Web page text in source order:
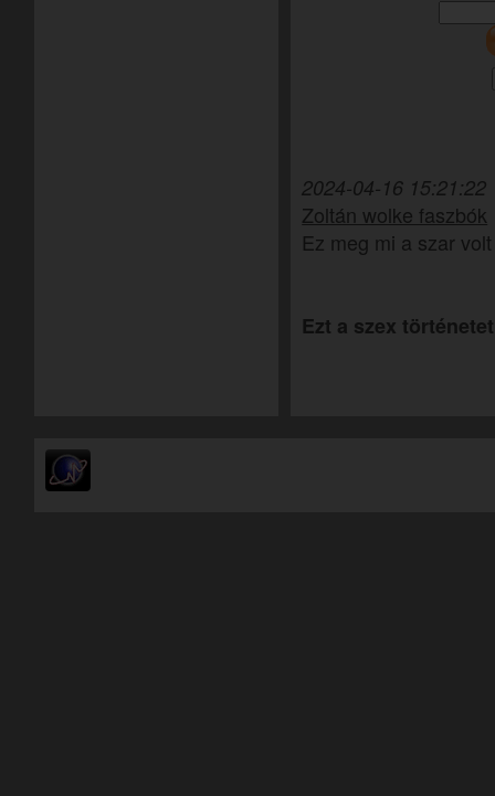
2024-04-16 15:21:22
Zoltán wolke faszbók
Ez meg mi a szar
Ezt a szex